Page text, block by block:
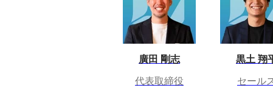
廣田 剛志
代表取締役
黒土 翔
セール